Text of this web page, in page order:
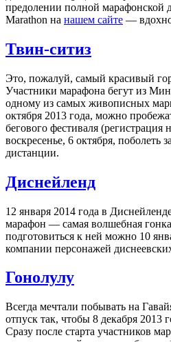
предолении полной марафонской
Marathon на нашем сайте —
Твин-ситиз
Это, пожалуй, самый красивый
Участники марафона бегут из
одному из самых живописных
октября 2013 года, можно
бегового фестиваля (регистрация
воскресенье, 6 октября, поболеть
дистанции.
Диснейленд
12 января 2014 года в
марафон — самая волшебная
подготовиться к ней можно 10
компании персонажей
Гонолулу
Всегда мечтали побывать на
отпуск так, чтобы 8 декабря 2013
Сразу после старта участников